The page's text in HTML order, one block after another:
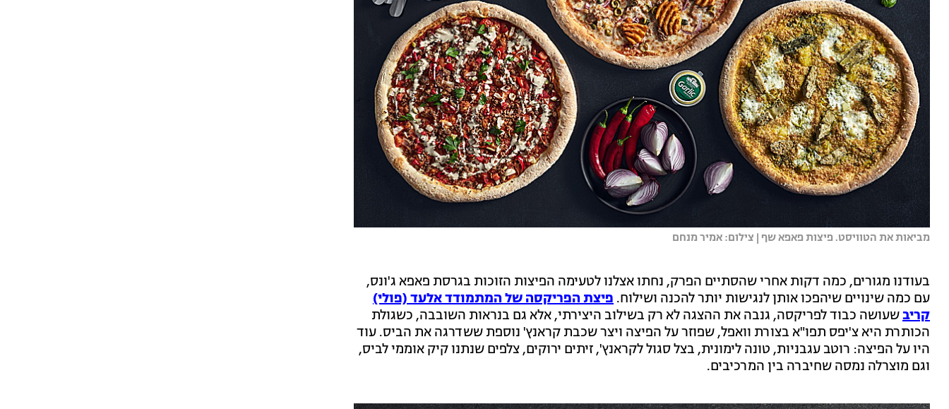
מביאות את הטוויסט. פיצות פאפא שף | צילום: אמיר מנחם
בעודנו מגורים, כמה דקות אחרי שהסתיים הפרק, נחתו אצלנו לטעימה הפיצות הזוכות בגרסת פאפא ג'ונס,
עם כמה שינויים שיהפכו אותן לנגישות יותר להכנה ושילוח. פיצת הפריקסה של המתמודד אלעד (פולי)
קריבשעושה כבוד לפריקסה, גנבה את ההצגה לא רק בשילוב היצירתי, אלא גם בנראות השובבה, כשגולת
הכותרת היא צ'יפס תפו"א בצורת וואפל, שפוזר על הפיצה ויצר שכבת קראנץ' נוספת ששדרגה את הביס. עוד
היו על הפיצה: רוטב עגבניות, טונה לימונית, בצל סגול לקראנץ', זיתים ירוקים, צלפים שנתנו קיק אוממי לביס,
וגם מוצרלה נמסה שחיברה בין המרכיבים.